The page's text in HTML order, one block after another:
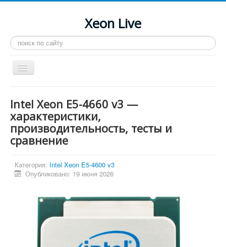
Xeon Live
Искать...
Toggle
Navigation
LGA 2011-3
LGA 2011
Процессоры
Инструкции
Рейтинги
Конференция
Системные программы
Intel Xeon E5-4660 v3 —
характеристики,
производительность, тесты и
сравнение
Категория: Intel Xeon E5-4600 v3
Опубликовано: 19 июня 2026